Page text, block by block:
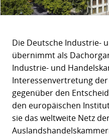
Die Deutsche Industrie-
übernimmt als
Industrie- und
Interessenvertretung
gegenüber den
den europäischen
sie das weltweite Netz